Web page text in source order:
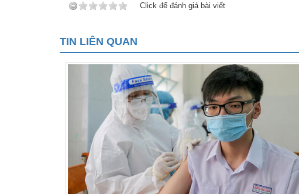
Click để đánh giá bài viết
TIN LIÊN QUAN